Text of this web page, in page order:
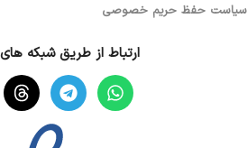
سیاست حفظ حریم خصوصی
ارتباط از طریق شبکه